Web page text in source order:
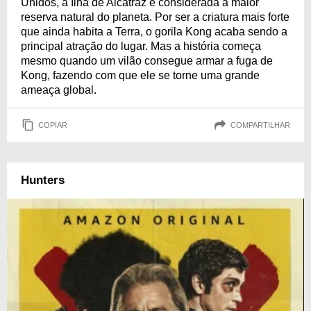
Unidos, a Ilha de Alcatraz é considerada a maior
reserva natural do planeta. Por ser a criatura mais forte
que ainda habita a Terra, o gorila Kong acaba sendo a
principal atração do lugar. Mas a história começa
mesmo quando um vilão consegue armar a fuga de
Kong, fazendo com que ele se torne uma grande
ameaça global.
COPIAR COMPARTILHAR
Hunters